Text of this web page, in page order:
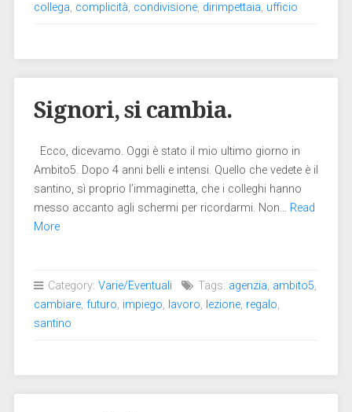
collega, complicità, condivisione, dirimpettaia, ufficio
Signori, si cambia.
Ecco, dicevamo. Oggi è stato il mio ultimo giorno in
Ambito5. Dopo 4 anni belli e intensi. Quello che vedete è il
santino, sì proprio l’immaginetta, che i colleghi hanno
messo accanto agli schermi per ricordarmi. Non… Read
More
Category: Varie/Eventuali Tags: agenzia, ambito5,
cambiare, futuro, impiego, lavoro, lezione, regalo,
santino